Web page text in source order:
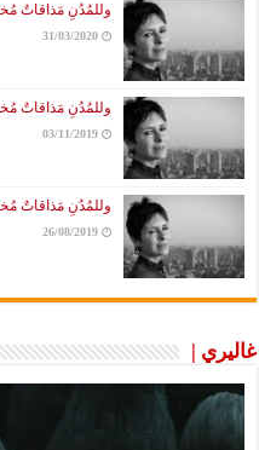
وللمُدُنِ مَذاقاتٌ
31/03/2020
وللمُدُنِ مَذاقاتٌ
03/11/2019
وللمُدُنِ مَذاقاتٌ
26/08/2019
غاليري |